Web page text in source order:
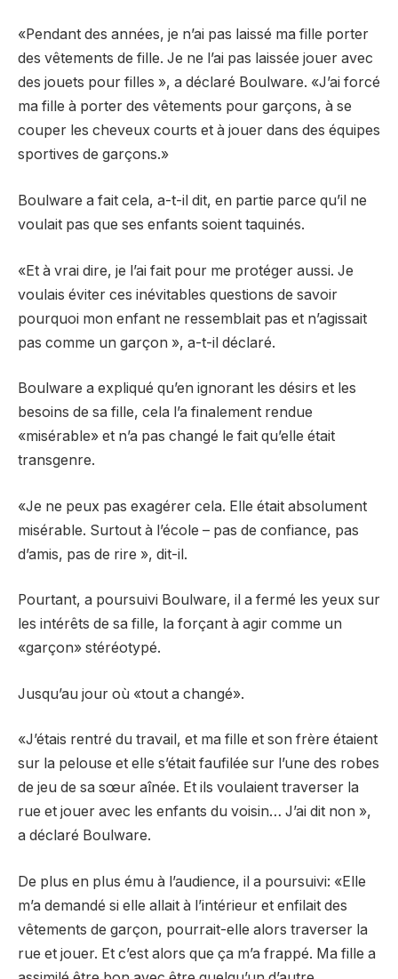
«Pendant des années, je n’ai pas laissé ma fille porter
des vêtements de fille. Je ne l’ai pas laissée jouer avec
des jouets pour filles », a déclaré Boulware. «J’ai forcé
ma fille à porter des vêtements pour garçons, à se
couper les cheveux courts et à jouer dans des équipes
sportives de garçons.»
Boulware a fait cela, a-t-il dit, en partie parce qu’il ne
voulait pas que ses enfants soient taquinés.
«Et à vrai dire, je l’ai fait pour me protéger aussi. Je
voulais éviter ces inévitables questions de savoir
pourquoi mon enfant ne ressemblait pas et n’agissait
pas comme un garçon », a-t-il déclaré.
Boulware a expliqué qu’en ignorant les désirs et les
besoins de sa fille, cela l’a finalement rendue
«misérable» et n’a pas changé le fait qu’elle était
transgenre.
«Je ne peux pas exagérer cela. Elle était absolument
misérable. Surtout à l’école – pas de confiance, pas
d’amis, pas de rire », dit-il.
Pourtant, a poursuivi Boulware, il a fermé les yeux sur
les intérêts de sa fille, la forçant à agir comme un
«garçon» stéréotypé.
Jusqu’au jour où «tout a changé».
«J’étais rentré du travail, et ma fille et son frère étaient
sur la pelouse et elle s’était faufilée sur l’une des robes
de jeu de sa sœur aînée. Et ils voulaient traverser la
rue et jouer avec les enfants du voisin… J’ai dit non »,
a déclaré Boulware.
De plus en plus ému à l’audience, il a poursuivi: «Elle
m’a demandé si elle allait à l’intérieur et enfilait des
vêtements de garçon, pourrait-elle alors traverser la
rue et jouer. Et c’est alors que ça m’a frappé. Ma fille a